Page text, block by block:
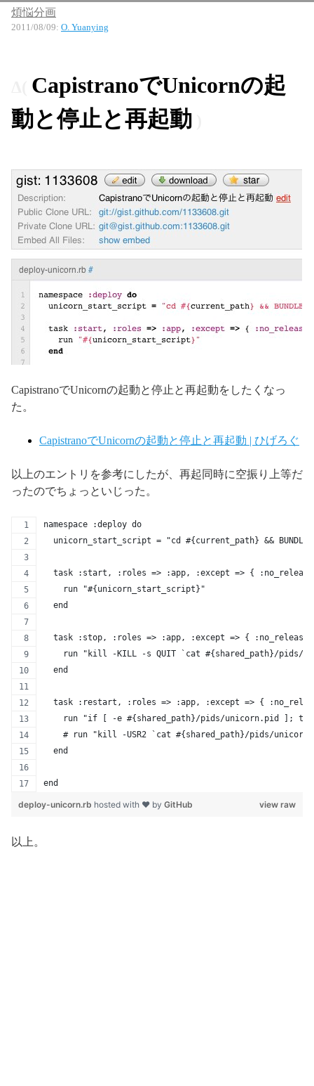
煩悩分画
2011/08/09: O. Yuanying
CapistranoでUnicornの起
動と停止と再起動
CapistranoでUnicornの起動と停止と再起動をしたくなっ
た。
CapistranoでUnicornの起動と停止と再起動 | ひげろぐ
以上のエントリを参考にしたが、再起同時に空振り上等だ
ったのでちょっといじった。
namespace :deploy do
unicorn_start_script = "cd #{current_path} &&
task :start, :roles => :app, :except => {
    run "#{unicorn_start_script}"
  end
task :stop, :roles => :app, :except => { :no_release
run "kill -KILL -s QUIT `cat #{shared_path}/pids/
  end
task :restart, :roles => :app, :except => {
run "if [ -e #{shared_path}/pids/unicorn.pid ];
# run "kill -USR2 `cat #{shared_path}/pids/
  end
end
view raw
deploy-unicorn.rb hosted with ❤ by GitHub
以上。